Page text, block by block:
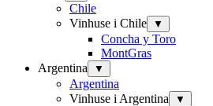
Chile
Vinhuse i Chile
▼
Concha y Toro
MontGras
Argentina
▼
Argentina
Vinhuse i Argentina
▼